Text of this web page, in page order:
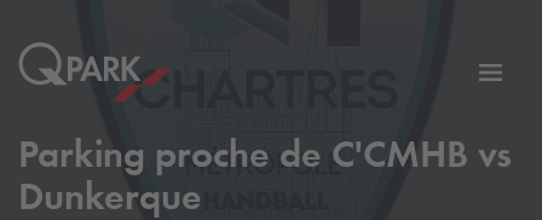
la
Parking proche de C'CMHB vs
Dunkerque